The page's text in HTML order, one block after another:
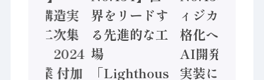
「経済構造実
態調査二次集
計結果」2024
年製造業 付加
界をリードす
る先進的な工
場
「Lighthous
ィジカルAI本
格化へ 国産
AI開発や社会
実装に活発な